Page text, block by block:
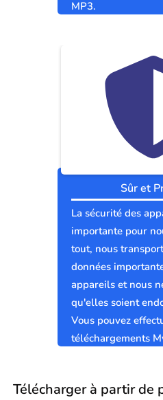
MP3.
Sûr et
La sécurité des
importante pour
tout, nous
données
appareils et nous
qu'elles soient
Vous pouvez
téléchargements
Télécharger à partir de